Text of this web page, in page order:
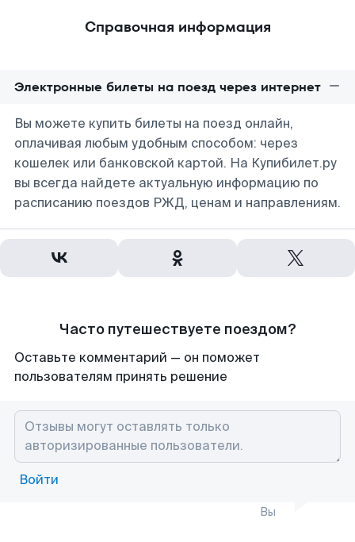
Справочная информация
Электронные билеты на поезд через интернет
Вы можете купить билеты на поезд онлайн,
оплачивая любым удобным способом: через
кошелек или банковской картой. На Купибилет.ру
вы всегда найдете актуальную информацию по
расписанию поездов РЖД, ценам и направлениям.
Часто путешествуете поездом?
Оставьте комментарий — он поможет
пользователям принять решение
Войти
Вы